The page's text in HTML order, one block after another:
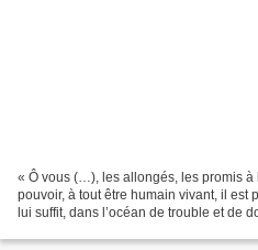
« Ô vous (…), les allongés, les promis à
pouvoir, à tout être humain vivant, il est
lui suffit, dans l’océan de trouble et de